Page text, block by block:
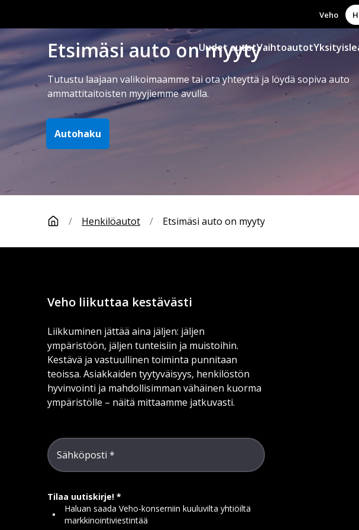
Etsimäsi auto on myyty
Tutustu laajaan valikoimaamme tai ota yhteyttä ja löydä sopiva auto
ammattitaitoisten myyjiemme avulla.
Autohaku
Veho
Uudet autotVaihtoautot
/ Henkilöautot / Etsimäsi auto on myyty
Veho liikuttaa kestävästi
Liikkuminen jättää aina jäljen: jäljen
ympäristöön, jäljen tunteisiin ja muistoihin.
Kestävä ja vastuullinen toiminta punnitaan
teoissa. Asiakkaiden tyytyväisyys, henkilöstön
hyvinvointi ja mahdollisimman vähäinen kuorma
ympäristölle – näitä mittaamme jatkuvasti.
Sähköposti
Tilaa uutiskirje!
Haluan saada Veho-konserniin kuuluvilta yhtiöiltä
markkinointiviestintää